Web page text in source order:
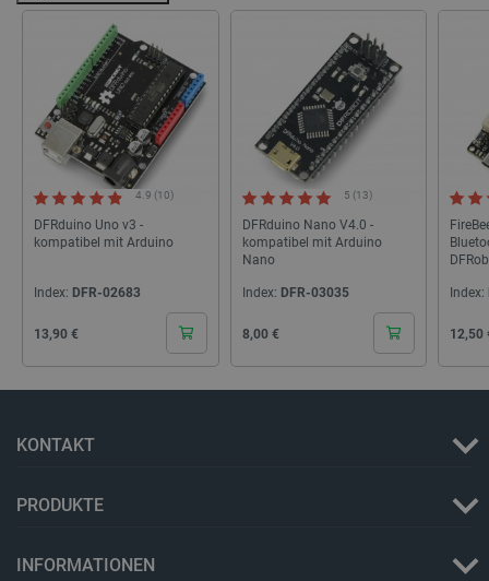
4.9 (10)
DFRduino Uno v3 -
kompatibel mit Arduino
Index: DFR-02683
Cena
13,90 €
5 (13)
DFRduino Nano V4.0 -
kompatibel mit Arduino
Nano
Index: DFR-03035
Cena
8,00 €
Index:
Cena
12,50
KONTAKT
PRODUKTE
INFORMATIONEN
botland.de
PHPSESSID